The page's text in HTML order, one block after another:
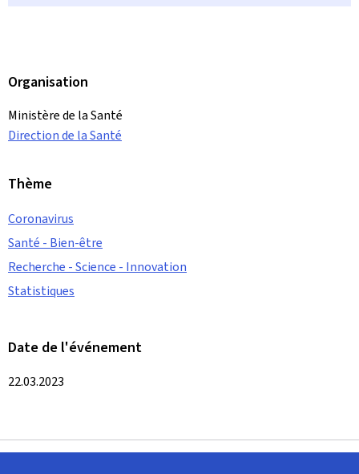
Organisation
Ministère de la Santé
Direction de la Santé
Thème
Coronavirus
Santé - Bien-être
Recherche - Science - Innovation
Statistiques
Date de l'événement
22.03.2023